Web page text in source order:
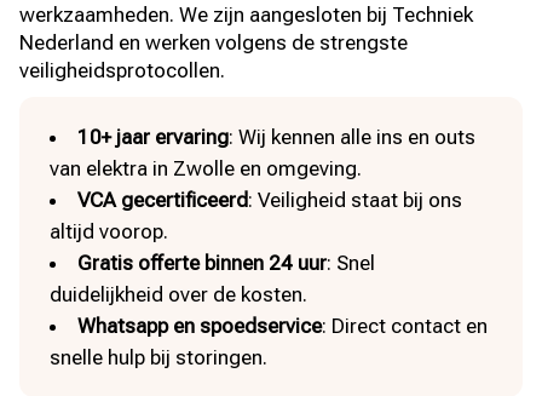
werkzaamheden. We zijn aangesloten bij Techniek
Nederland en werken volgens de strengste
veiligheidsprotocollen.
10+ jaar ervaring: Wij kennen alle ins en outs
van elektra in Zwolle en omgeving.
VCA gecertificeerd: Veiligheid staat bij ons
altijd voorop.
Gratis offerte binnen 24 uur: Snel
duidelijkheid over de kosten.
Whatsapp en spoedservice: Direct contact en
snelle hulp bij storingen.